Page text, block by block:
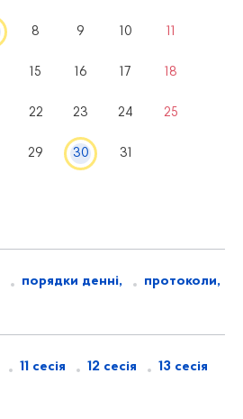
8 9 10 11
15 16 17 18
22 23 24 25
29 30 31
порядки денні,
протоколи,
11 сесія 12 сесія
13 сесія